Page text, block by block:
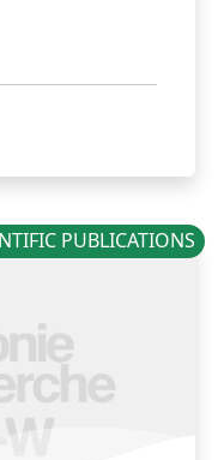
PUBLICATIONS